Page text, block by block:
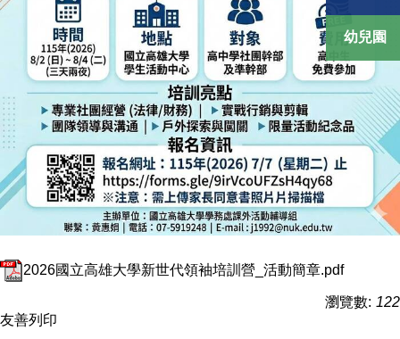
幼兒園
2026國立高雄大學新世代領袖培訓營_活動簡章.pdf
瀏覽數: 122
友善列印